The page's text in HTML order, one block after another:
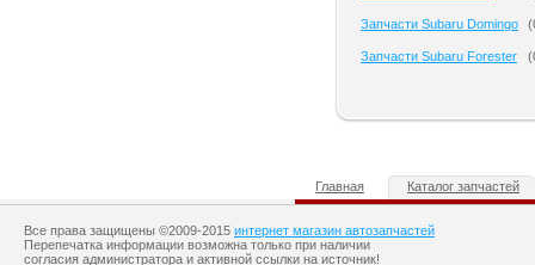
Запчасти Subaru Domingo (
Запчасти Subaru Forester (
Главная Каталог запчастей
Все права защищены ©2009-2015 интернет магазин автозапчастей
Перепечатка информации возможна только при наличии
согласия администратора и активной ссылки на источник!